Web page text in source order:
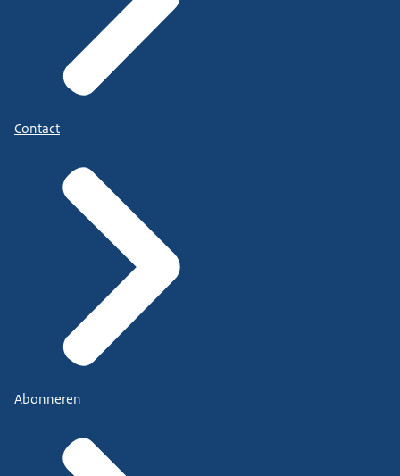
Contact
Abonneren